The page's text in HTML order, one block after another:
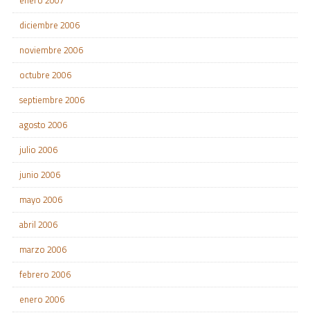
diciembre 2006
noviembre 2006
octubre 2006
septiembre 2006
agosto 2006
julio 2006
junio 2006
mayo 2006
abril 2006
marzo 2006
febrero 2006
enero 2006